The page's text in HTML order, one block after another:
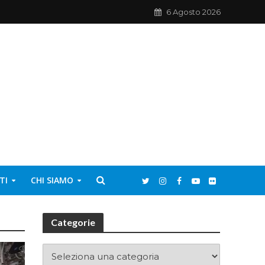
6 Agosto 2026
CHI SIAMO
Categorie